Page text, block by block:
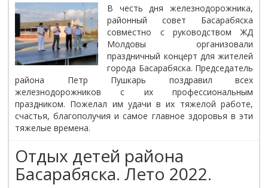
В честь дня железнодорожника,
районный совет Басарабяска
совместно с руководством ЖД
Молдовы организовали
праздничный концерт для жителей
города Басарабяска. Председатель
района Петр Пушкарь поздравил всех
железнодорожников с их профессиональным
праздником. Пожелал им удачи в их тяжелой работе,
счастья, благополучия и самое главное здоровья в эти
тяжелые времена.
Отдых детей района
Басарабяска. Лето 2022.